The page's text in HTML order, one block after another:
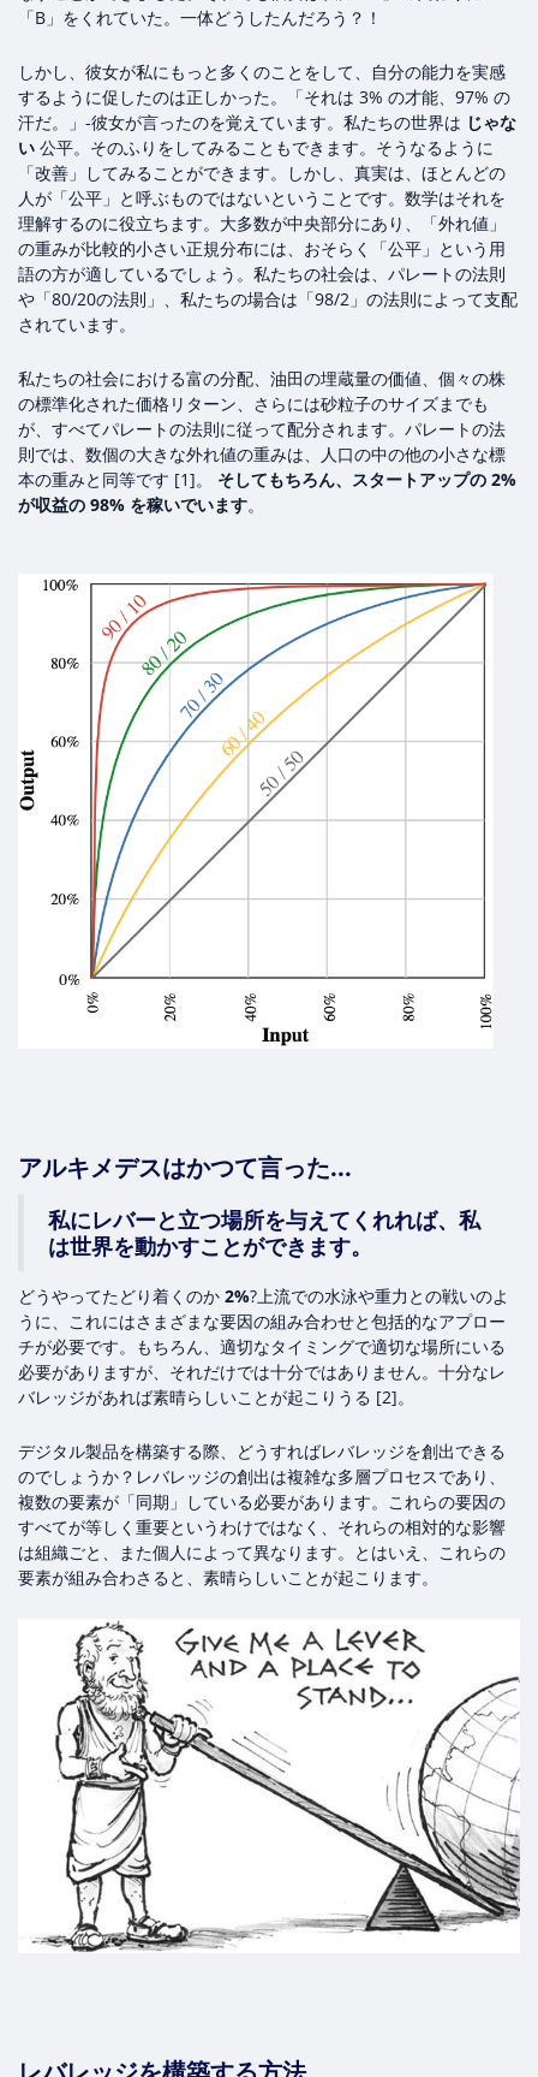
「B」をくれていた。一体どうしたんだろう？！
しかし、彼女が私にもっと多くのことをして、自分の能力を実感
するように促したのは正しかった。「それは 3% の才能、97% の
汗だ。」-彼女が言ったのを覚えています。私たちの世界は じゃな
い 公平。そのふりをしてみることもできます。そうなるように
「改善」してみることができます。しかし、真実は、ほとんどの
人が「公平」と呼ぶものではないということです。数学はそれを
理解するのに役立ちます。大多数が中央部分にあり、「外れ値」
の重みが比較的小さい正規分布には、おそらく「公平」という用
語の方が適しているでしょう。私たちの社会は、パレートの法則
や「80/20の法則」、私たちの場合は「98/2」の法則によって支配
されています。
私たちの社会における富の分配、油田の埋蔵量の価値、個々の株
の標準化された価格リターン、さらには砂粒子のサイズまでも
が、すべてパレートの法則に従って配分されます。パレートの法
則では、数個の大きな外れ値の重みは、人口の中の他の小さな標
本の重みと同等です [1]。 そしてもちろん、スタートアップの 2%
が収益の 98% を稼いでいます。
アルキメデスはかつて言った...
私にレバーと立つ場所を与えてくれれば、私
は世界を動かすことができます。
どうやってたどり着くのか 2%?上流での水泳や重力との戦いのよ
うに、これにはさまざまな要因の組み合わせと包括的なアプロー
チが必要です。もちろん、適切なタイミングで適切な場所にいる
必要がありますが、それだけでは十分ではありません。十分なレ
バレッジがあれば素晴らしいことが起こりうる [2]。
デジタル製品を構築する際、どうすればレバレッジを創出できる
のでしょうか？レバレッジの創出は複雑な多層プロセスであり、
複数の要素が「同期」している必要があります。これらの要因の
すべてが等しく重要というわけではなく、それらの相対的な影響
は組織ごと、また個人によって異なります。とはいえ、これらの
要素が組み合わさると、素晴らしいことが起こります。